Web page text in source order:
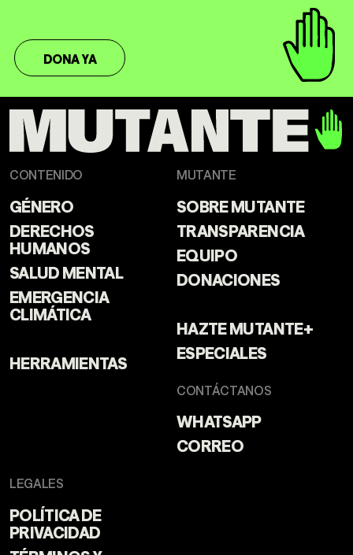
DONA YA
CONTENIDO
GÉNERO
DERECHOS
HUMANOS
SALUD MENTAL
EMERGENCIA
CLIMÁTICA
HERRAMIENTAS
MUTANTE
SOBRE MUTANTE
TRANSPARENCIA
EQUIPO
DONACIONES
HAZTE MUTANTE+
ESPECIALES
CONTÁCTANOS
WHATSAPP
CORREO
LEGALES
POLÍTICA DE
PRIVACIDAD